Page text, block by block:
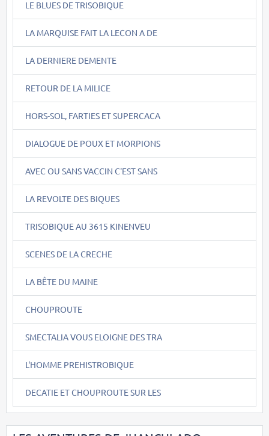
LE BLUES DE TRISOBIQUE
LA MARQUISE FAIT LA LECON A DE
LA DERNIERE DEMENTE
RETOUR DE LA MILICE
HORS-SOL, FARTIES ET SUPERCACA
DIALOGUE DE POUX ET MORPIONS
AVEC OU SANS VACCIN C'EST SANS
LA REVOLTE DES BIQUES
TRISOBIQUE AU 3615 KINENVEU
SCENES DE LA CRECHE
LA BÊTE DU MAINE
CHOUPROUTE
SMECTALIA VOUS ELOIGNE DES TRA
L'HOMME PREHISTROBIQUE
DECATIE ET CHOUPROUTE SUR LES